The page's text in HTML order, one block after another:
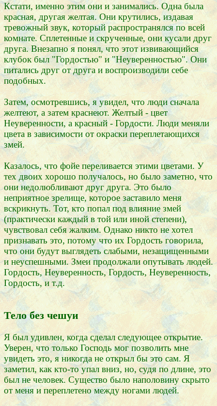
Кстати, именно этим они и занимались. Одна была
красная, другая желтая. Они крутились, издавая
тревожный звук, который распространялся по всей
комнате. Сплетенные и скрученные, они кусали друг
друга. Внезапно я понял, что этот извивающийся
клубок был "Гордостью" и "Неуверенностью". Они
питались друг от друга и воспроизводили себе
подобных.
Затем, осмотревшись, я увидел, что люди сначала
желтеют, а затем краснеют. Желтый - цвет
Неуверенности, а красный - Гордости. Люди меняли
цвета в зависимости от окраски переплетающихся
змей.
Казалось, что фойе переливается этими цветами. У
тех двоих хорошо получалось, но было заметно, что
они недолюбливают друг друга. Это было
неприятное зрелище, которое заставило меня
вскрикнуть. Тот, кто попал под влияние змей
(практически каждый в той или иной степени),
чувствовал себя жалким. Однако никто не хотел
признавать это, потому что их Гордость говорила,
что они будут выглядеть слабыми, незащищенными
и неуспешными. Змеи продолжали опутывать людей.
Гордость, Неуверенность, Гордость, Неуверенность,
Гордость, и т.д.
Тело без чешуи
Я был удивлен, когда сделал следующее открытие.
Уверен, что только Господь мог позволить мне
увидеть это, я никогда не открыл бы это сам. Я
заметил, как кто-то упал вниз, но, судя по длине, это
был не человек. Существо было наполовину скрыто
от меня и переплетено между ногами людей.